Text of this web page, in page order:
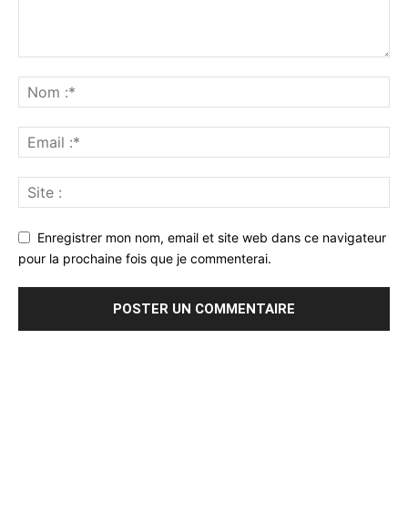
Enregistrer mon nom, email et site web dans ce navigateur
pour la prochaine fois que je commenterai.